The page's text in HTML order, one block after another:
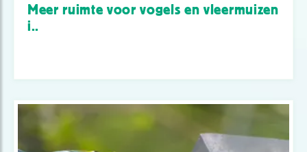
Meer ruimte voor vogels en vleermuizen
i..